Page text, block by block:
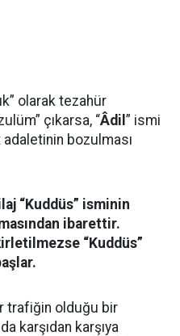
olarak tezahür
çıkarsa, “Âdil ” ismi
bozulması
“Kuddüs” isminin
ibarettir.
“Kuddüs”
trafiğin olduğu bir
karşıdan karşıya